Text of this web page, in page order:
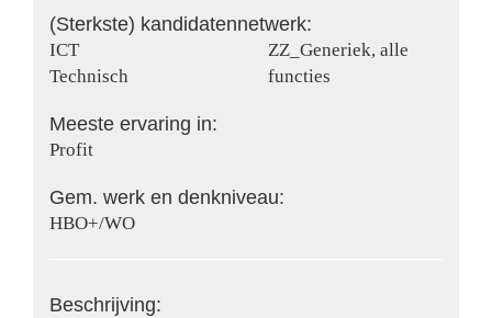
(Sterkste) kandidatennetwerk:
ICT
Technisch
ZZ_Generiek, alle
functies
Meeste ervaring in:
Profit
Gem. werk en denkniveau:
HBO+/WO
Beschrijving: